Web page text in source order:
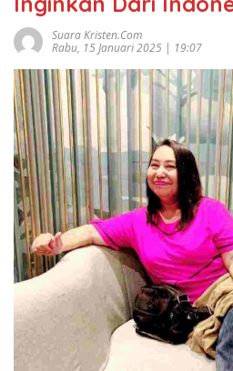
Suara Kristen.com
Rabu, 15 Januari 2025 | 19:07